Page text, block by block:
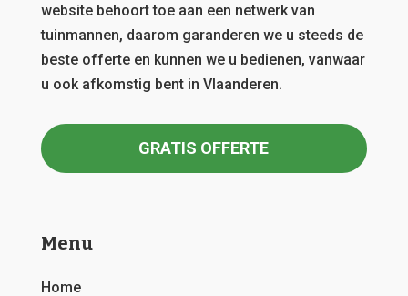
website behoort toe aan een netwerk van
tuinmannen, daarom garanderen we u steeds de
beste offerte en kunnen we u bedienen, vanwaar
u ook afkomstig bent in Vlaanderen.
GRATIS OFFERTE
Menu
Home